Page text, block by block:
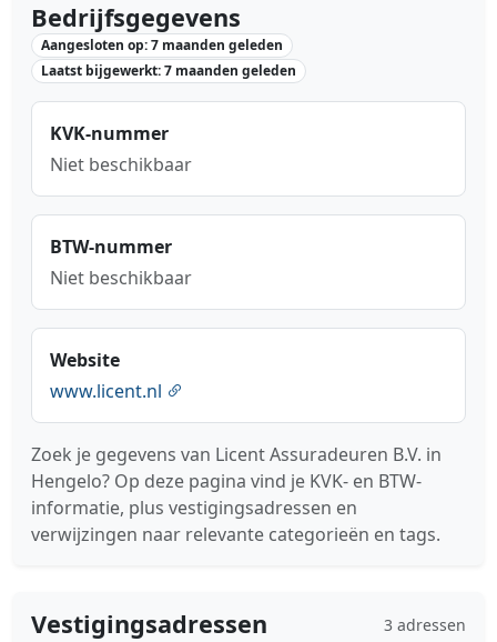
Bedrijfsgegevens
Aangesloten op: 7 maanden geleden
Laatst bijgewerkt: 7 maanden geleden
KVK-nummer
Niet beschikbaar
BTW-nummer
Niet beschikbaar
Website
www.licent.nl
Zoek je gegevens van Licent Assuradeuren B.V. in
Hengelo? Op deze pagina vind je KVK- en BTW-
informatie, plus vestigingsadressen en
verwijzingen naar relevante categorieën en tags.
Vestigingsadressen 3 adressen